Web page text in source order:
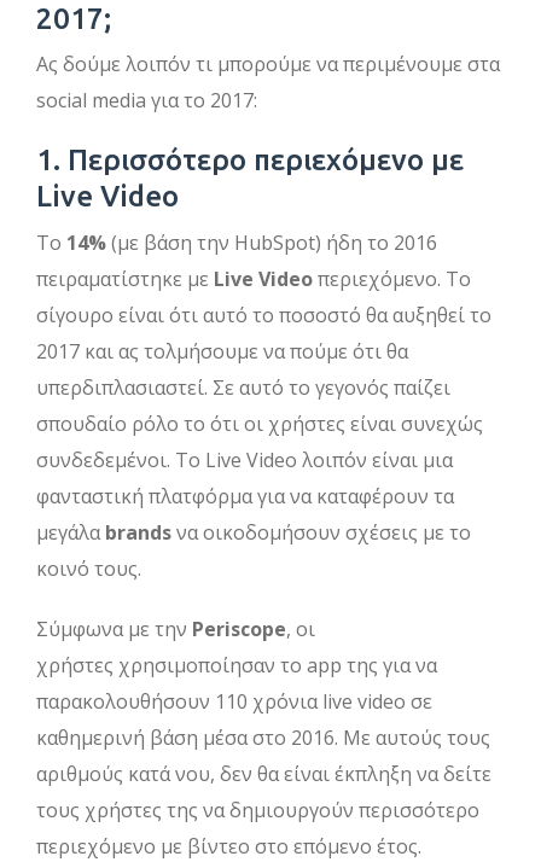
2017;
Ας δούμε λοιπόν τι μπορούμε να περιμένουμε στα
social media για το 2017:
1. Περισσότερο περιεχόμενο με
Live Video
Το 14%(με βάση την HubSpot) ήδη το 2016
πειραματίστηκε με Live Videoπεριεχόμενο. Το
σίγουρο είναι ότι αυτό το ποσοστό θα αυξηθεί το
2017 και ας τολμήσουμε να πούμε ότι θα
υπερδιπλασιαστεί. Σε αυτό το γεγονός παίζει
σπουδαίο ρόλο το ότι οι χρήστες είναι συνεχώς
συνδεδεμένοι. Το Live Video λοιπόν είναι μια
φανταστική πλατφόρμα για να καταφέρουν τα
μεγάλαbrandsνα οικοδομήσουν σχέσεις με το
κοινό τους.
Σύμφωνα με την Periscope, οι
χρήστες χρησιμοποίησαν το app της για να
παρακολουθήσουν 110 χρόνια live video σε
καθημερινή βάση μέσα στο 2016. Με αυτούς τους
αριθμούς κατά νου, δεν θα είναι έκπληξη να δείτε
τους χρήστες της να δημιουργούν περισσότερο
περιεχόμενο με βίντεο στο επόμενο έτος.